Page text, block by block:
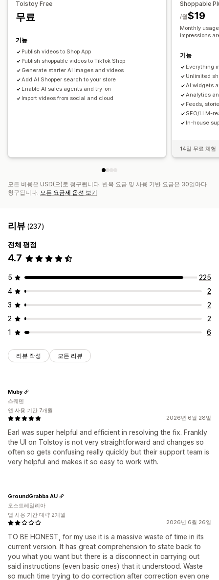
쇼핑 가능한 피드
참여 추적
Tolstoy Free
무료
기능
Publish videos to Shop App
Publish shoppable videos to TikTok Shop
Generate starter AI images and videos
Add AI Shopper search to your store
Enable AI sales agents and try-on
Import videos from social and cloud
Shoppable
$19
/월
Monthly
impressions
기능
Everything
Unlimited
AI widgets
Analytics
Feeds,
SEO/LLM-
In-house
14일 무료 체험
모든 비용은 USD(으)로 청구됩니다. 반복 요금 및 사용 기반 요금은 30일마다
청구됩니다. 모든 요금제 옵션 보기
리뷰 (237)
전체 평점
4.7
5
225
4
2
3
2
2
2
1
6
리뷰 작성 모든 리뷰
2026년 6월 28일
Earl was super helpful and efficient in resolving the fix. Frankly
the UI on Tolstoy is not very straightforward and changes so
often so gets confusing really quickly but their support team is
very helpful and makes it so easy to work with.
Muby
스웨덴
앱 사용 기간 7개월
2026년 6월 26일
TO BE HONEST, for my use it is a massive waste of time in its
current version. It has great comprehension to state back to
you what you want but there is a disconnect in carrying out
said instructions (even basic ones) that it understood. Waste
so much time trying to do correction after correction even one
GroundGrabba AU
오스트레일리아
앱 사용 기간 대략 2개월